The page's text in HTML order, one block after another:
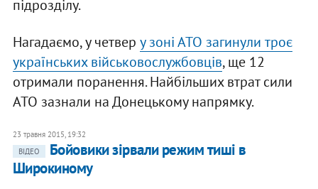
підрозділу.
Нагадаємо, у четвер у зоні АТО загинули троє
українських військовослужбовців, ще 12
отримали поранення. Найбільших втрат сили
АТО зазнали на Донецькому напрямку.
23 травня 2015, 19:32
ВІДЕО
Бойовики зірвали режим тиші в
Широкиному